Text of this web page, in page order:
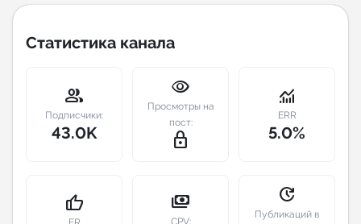
Индекс читаемости каналов в Telegram
New
Индивидуальное сопровождение
Статистика канала
group
Подписчики:
43.0K
visibility
Просмотры на
пост:
lock_outline
monitoring
ERR
5.0%
thumb_up payments
CPV:
update
Публикаций в